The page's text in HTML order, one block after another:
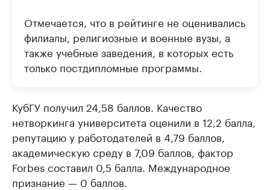
Отмечается, что в рейтинге не оценивались
филиалы, религиозные и военные вузы, а
также учебные заведения, в которых есть
только постдипломные программы.
КубГУ получил 24,58 баллов. Качество
нетворкинга университета оценили в 12,2 балла,
репутацию у работодателей в 4,79 баллов,
академическую среду в 7,09 баллов, фактор
Forbes составил 0,5 балла. Международное
признание — 0 баллов.